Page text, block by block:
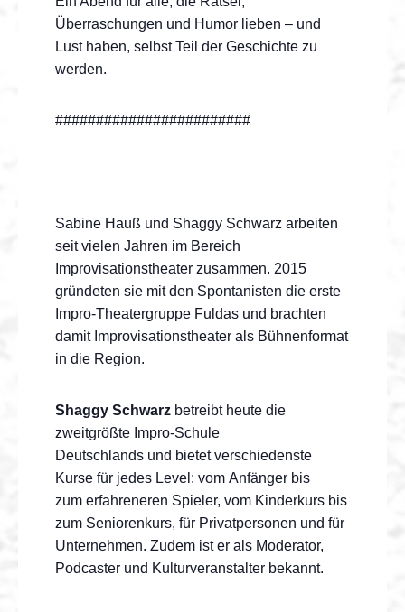
Überraschungen und Humor lieben – und
Lust haben, selbst Teil der Geschichte zu
werden.
########################
Sabine Hauß und Shaggy Schwarz arbeiten
seit vielen Jahren im Bereich
Improvisationstheater zusammen. 2015
gründeten sie mit den Spontanisten die erste
Impro-Theatergruppe Fuldas und brachten
damit Improvisationstheater als Bühnenformat
in die Region.
Shaggy Schwarzbetreibt heute die
zweitgrößte Impro-Schule
Deutschlands und bietet verschiedenste
Kurse für jedes Level: vom Anfänger bis
zum erfahreneren Spieler, vom Kinderkurs bis
zum Seniorenkurs, für Privatpersonen und für
Unternehmen. Zudem ist er als Moderator,
Podcaster und Kulturveranstalter bekannt.